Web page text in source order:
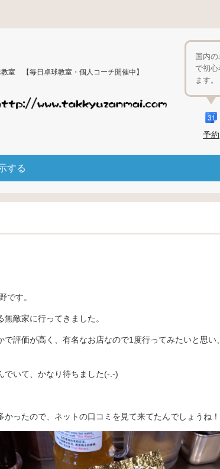
【毎日卓球教室・個人コーチ開催中】
国内
で初
ます。
予約
する
です。
敵家に行ってきました。
で評価が高く、有名なお店なので1度行ってみたいと思い
でいて、かなり待ちました(-.-)
かったので、ネットの口コミを見て来てたんでしょうね！